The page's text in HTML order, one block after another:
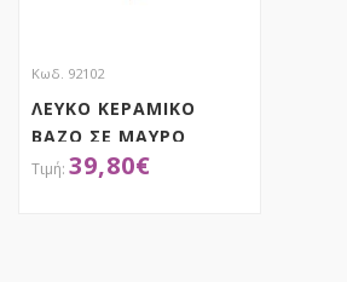
Κωδ. 92102
ΛΕΥΚΟ ΚΕΡΑΜΙΚΟ
ΒΑΖΟ ΣΕ ΜΑΥΡΟ
ΣΙΔΕΡΕΝΙΟ ΚΑΛΑΘΙ ΜΕ
39,80€